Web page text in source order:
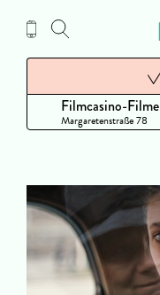
Inhalt
Filmcasino-Filme
Margaretenstraße 78